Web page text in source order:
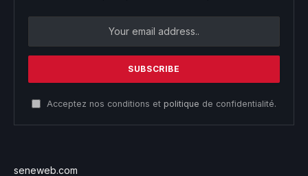
Acceptez nos conditions et politique de confidentialité.
seneweb.com